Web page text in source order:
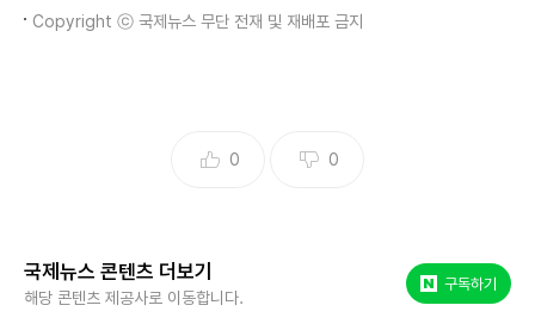
Copyright ⓒ 국제뉴스 무단 전재 및 재배포 금지
0 0
국제뉴스 콘텐츠 더보기
해당 콘텐츠 제공사로 이동합니다.
구독하기